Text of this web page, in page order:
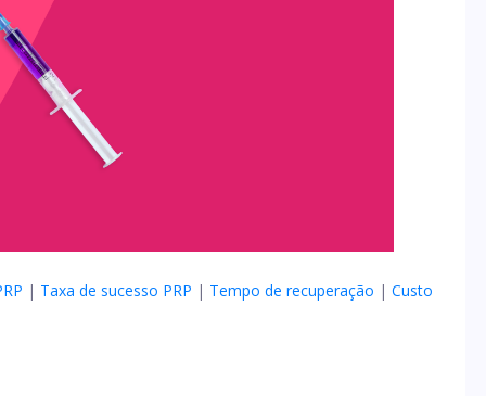
| Taxa de sucesso PRP | Tempo de recuperação | Custo